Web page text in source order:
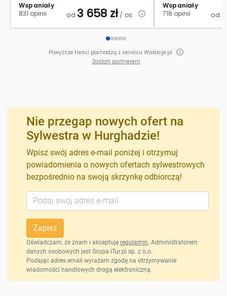
Wspaniały
831 opinii
od 3 658 zł/ os.
Wspaniały
718 opinii
od
Powyższe treści pochodzą z serwisu Wakacje.pl
Zostań partnerem
Nie przegap nowych ofert na
Sylwestra w Hurghadzie!
Wpisz swój adres e-mail poniżej i otrzymuj
powiadomienia o nowych ofertach sylwestrowych
bezpośrednio na swoją skrzynkę odbiorczą!
Zapisz
Oświadczam, że znam i akceptuję regulamin. Administratorem
danych osobowych jest Grupa iTur.pl sp. z o.o.
Podając adres email wyrażam zgodę na otrzymywanie
wiadomości handlowych drogą elektroniczną.